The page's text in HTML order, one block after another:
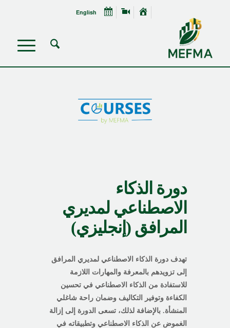
English
دورة الذكاء
الاصطناعي لمديري
المرافق (إنجليزي)
تهدف دورة الذكاء الاصطناعي لمديري المرافق
إلى تزويدهم بالمعرفة والمهارات اللازمة
للاستفادة من الذكاء الاصطناعي في تحسين
الكفاءة وتوفير التكاليف وضمان راحة شاغلي
المنشأة. بالإضافة لذلك، تسعى الدورة إلى إزالة
الغموض عن الذكاء الاصطناعي وتطبيقاته في